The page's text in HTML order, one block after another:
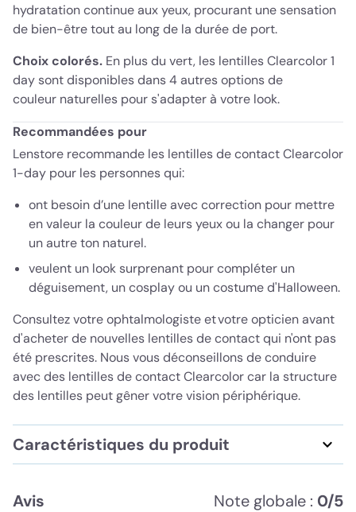
hydratation continue aux yeux, procurant une sensation
de bien-être tout au long de la durée de port.
Choix colorés. En plus du vert, les lentilles Clearcolor 1
day sont disponibles dans 4 autres options de
couleur naturelles pour s'adapter à votre look.
Recommandées pour
Lenstore recommande les lentilles de contact Clearcolor
1-day pour les personnes qui:
ont besoin d’une lentille avec correction pour mettre
en valeur la couleur de leurs yeux ou la changer pour
un autre ton naturel.
veulent un look surprenant pour compléter un
déguisement, un cosplay ou un costume d'Halloween.
Consultez votre ophtalmologiste et votre opticien avant
d'acheter de nouvelles lentilles de contact qui n'ont pas
été prescrites. Nous vous déconseillons de conduire
avec des lentilles de contact Clearcolor car la structure
des lentilles peut gêner votre vision périphérique.
Caractéristiques du produit
Avis Note globale : 0/5